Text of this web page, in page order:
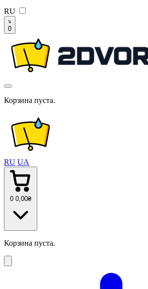
RU
0
Корзина пуста.
RU UA
0 0 ,00₴
Корзина пуста.